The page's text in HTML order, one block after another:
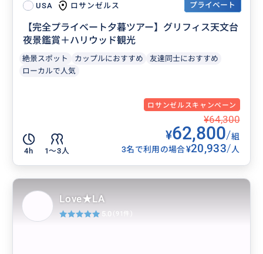
USA ロサンゼルス プライベート
【完全プライベート夕暮ツアー】グリフィス天文台
夜景鑑賞＋ハリウッド観光
絶景スポット カップルにおすすめ
友達同士におすすめ
ローカルで人気
ロサンゼルスキャンペーン
4h 1〜3人
¥64,300
¥62,800/組
3名で利用の場合¥20,933/人
Love★LA
5.0 (91件)